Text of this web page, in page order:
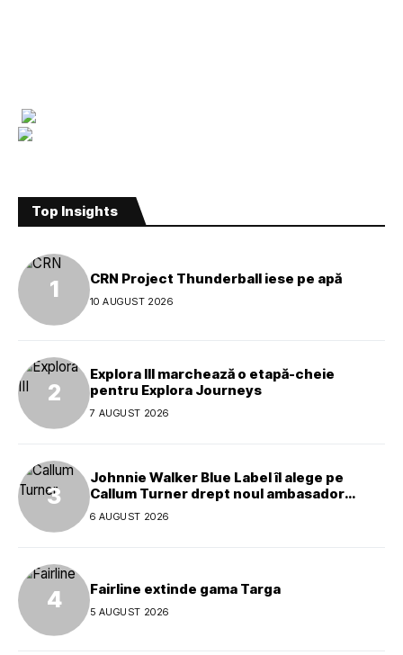
Top Insights
CRN Project Thunderball iese pe apă
10 AUGUST 2026
Explora III marchează o etapă-cheie
pentru Explora Journeys
7 AUGUST 2026
Johnnie Walker Blue Label îl alege pe
Callum Turner drept noul ambasador
global al mărcii
6 AUGUST 2026
Fairline extinde gama Targa
5 AUGUST 2026